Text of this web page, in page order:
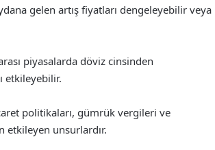
gelen artış fiyatları dengeleyebilir veya
piyasalarda döviz cinsinden
etkileyebilir.
politikaları, gümrük vergileri ve
etkileyen unsurlardır.